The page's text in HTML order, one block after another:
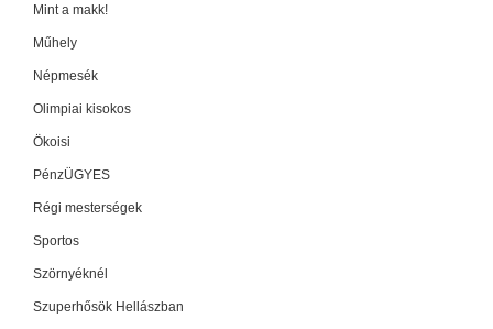
Mint a makk!
Műhely
Népmesék
Olimpiai kisokos
Ökoisi
PénzÜGYES
Régi mesterségek
Sportos
Szörnyéknél
Szuperhősök Hellászban